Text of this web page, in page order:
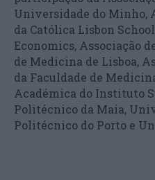
Universidade do Minho,
da Católica Lisbon
Economics, Associação
de Medicina de Lisboa,
da Faculdade de
Académica do Instituto
Politécnico da Maia,
Politécnico do Porto e